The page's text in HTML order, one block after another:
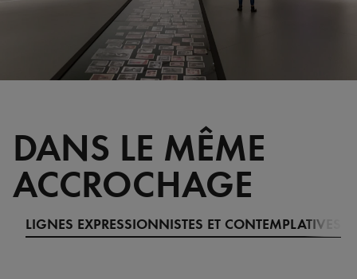
DANS LE MÊME
ACCROCHAGE
LIGNES EXPRESSIONNISTES ET CONTEMPLATIVES